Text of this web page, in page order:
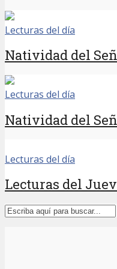
Lecturas del día
Natividad del
Lecturas del día
Natividad del
Lecturas del día
Lecturas del